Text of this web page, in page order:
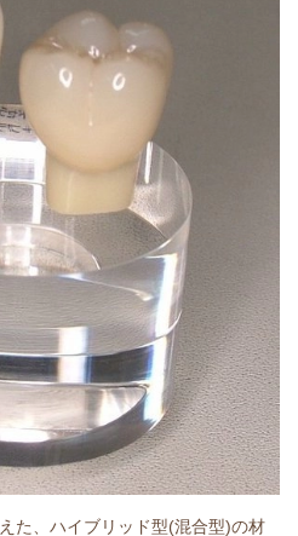
た、ハイブリッド型(混合型)の材